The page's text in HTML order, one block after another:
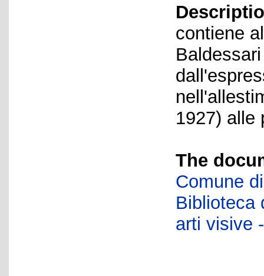
contiene
1927) alle
The
Comune
Biblioteca
arti visive